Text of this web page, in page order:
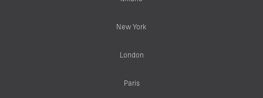
New York
London
Paris